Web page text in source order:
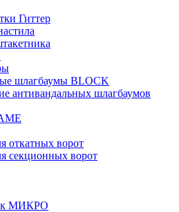
Гиттер
шлагбаумы BLOCK
антивандальных шлагбаумов
откатных ворот
секционных ворот
МИКРО